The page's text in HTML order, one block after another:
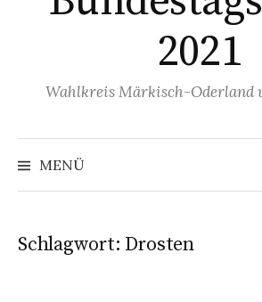
2021
Wahlkreis Märkisch-Oderland
MENÜ
Schlagwort: Drosten